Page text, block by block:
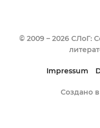
© 2009 – 2026 СЛоГ:
Impressum
Создано